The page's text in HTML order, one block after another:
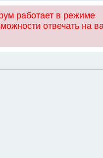
работает в режиме
отвечать на